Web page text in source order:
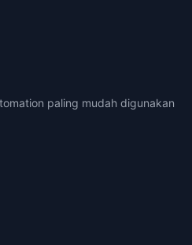
paling mudah digunakan